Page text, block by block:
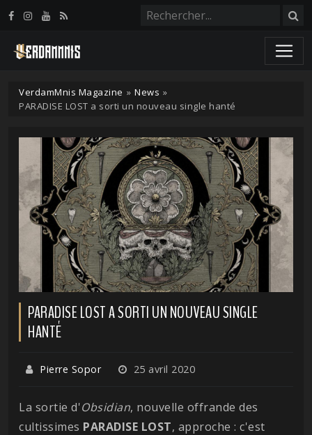
VerdamMnis Magazine » News »
PARADISE LOST a sorti un nouveau single hanté
PARADISE LOST A SORTI UN NOUVEAU SINGLE
HANTÉ
Pierre Sopor 25 avril 2020
La sortie d'Obsidian, nouvelle offrande des
cultissimes PARADISE LOST, approche : c'est
Panneau de gestion des cookies